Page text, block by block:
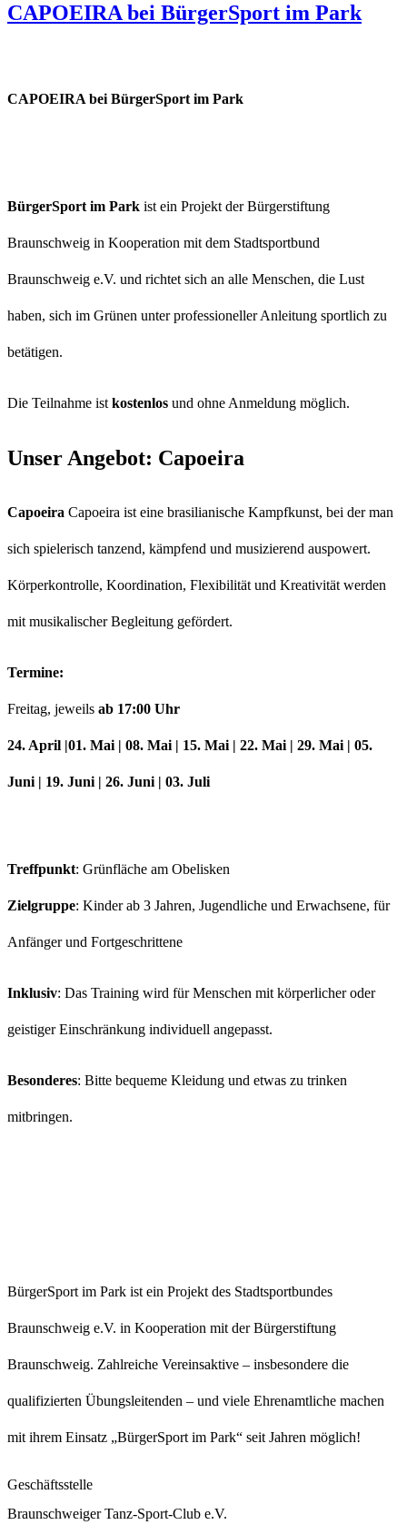
CAPOEIRA bei BürgerSport im Park
CAPOEIRA bei BürgerSport im Park
BürgerSport im Park ist ein Projekt der Bürgerstiftung
Braunschweig in Kooperation mit dem Stadtsportbund
Braunschweig e.V. und richtet sich an alle Menschen, die Lust
haben, sich im Grünen unter professioneller Anleitung sportlich zu
betätigen.
Die Teilnahme ist kostenlos und ohne Anmeldung möglich.
Unser Angebot: Capoeira
Capoeira Capoeira ist eine brasilianische Kampfkunst, bei der man
sich spielerisch tanzend, kämpfend und musizierend auspowert.
Körperkontrolle, Koordination, Flexibilität und Kreativität werden
mit musikalischer Begleitung gefördert.
Termine:
Freitag, jeweils ab 17:00 Uhr
24. April |01. Mai | 08. Mai | 15. Mai | 22. Mai | 29. Mai | 05.
Juni | 19. Juni | 26. Juni | 03. Juli
Treffpunkt: Grünfläche am Obelisken
Zielgruppe: Kinder ab 3 Jahren, Jugendliche und Erwachsene, für
Anfänger und Fortgeschrittene
Inklusiv: Das Training wird für Menschen mit körperlicher oder
geistiger Einschränkung individuell angepasst.
Besonderes: Bitte bequeme Kleidung und etwas zu trinken
mitbringen.
BürgerSport im Park ist ein Projekt des Stadtsportbundes
Braunschweig e.V. in Kooperation mit der Bürgerstiftung
Braunschweig. Zahlreiche Vereinsaktive – insbesondere die
qualifizierten Übungsleitenden – und viele Ehrenamtliche machen
mit ihrem Einsatz „BürgerSport im Park“ seit Jahren möglich!
Geschäftsstelle
Braunschweiger Tanz-Sport-Club e.V.